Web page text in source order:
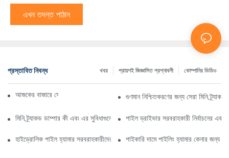
এখন তদন্ত পাঠান
প্রস্তাবিত নিবন্ধ কোম্পানির ভিডিও
প্রায়শই জিজ্ঞাসিত প্রশ্নাবলী
খবর
আজকের বাজারে সেরা ট্র্যাকড ডাম্প ট্রাক গুণমান নিশ্চিতকরণের জন্য সেরা মিনি
মিনি ট্র্যাকড ডাম্পার কী এবং এর সুবিধাগুলো কী কী?পাইল ড্রাইভার সরবরাহকারী নির্বাচনের একটি
হাইড্রোলিক পাইল হ্যামার সরবরাহকারীদের বোঝার জন্য আপনার নির্দেশিকা
পাইকারি দামে পাইলিং হ্যামার কেনার জন্য